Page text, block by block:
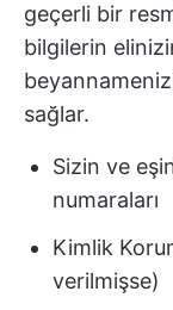
geçerli bir
bilgilerin
sağlar.
Sizin ve
numaraları
Kimlik
verilmişse)